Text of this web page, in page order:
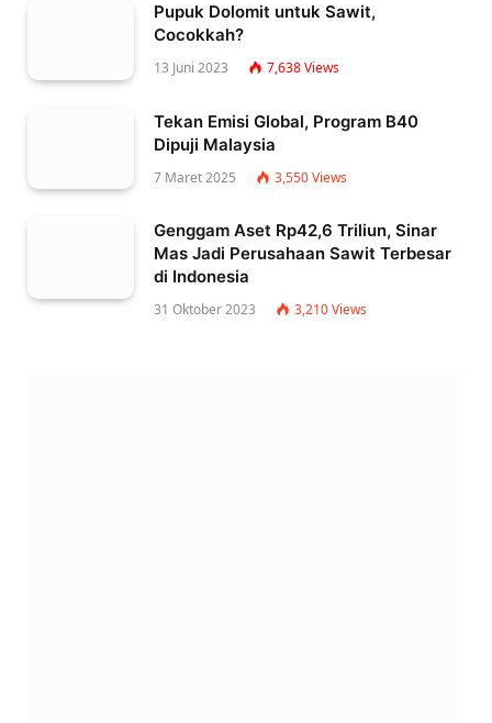
Pupuk Dolomit untuk Sawit,
Cocokkah?
13 Juni 2023 7,638Views
Tekan Emisi Global, Program B40
Dipuji Malaysia
7 Maret 2025 3,550Views
Genggam Aset Rp42,6 Triliun, Sinar
Mas Jadi Perusahaan Sawit Terbesar
di Indonesia
31 Oktober 2023 3,210Views